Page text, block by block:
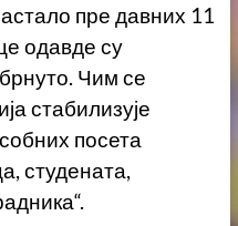
пре давних 11
одавде су
Чим се
стабилизује
посета
студената,